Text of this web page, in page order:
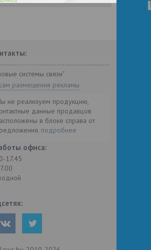
системы связи"
размещения рекламы
не реализуем продукцию,
данные продавцов
в блоке справа от
подробнее
офиса:
17.45